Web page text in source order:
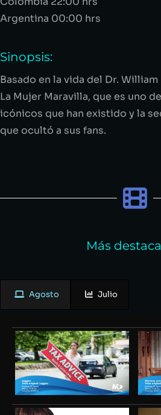
Argentina 00:00 hrs
Sinopsis:
Basado en la vida del Dr. William
La Mujer Maravilla, que es uno
icónicos que han existido y la
que ocultó a sus fans.
Más
Agosto Julio